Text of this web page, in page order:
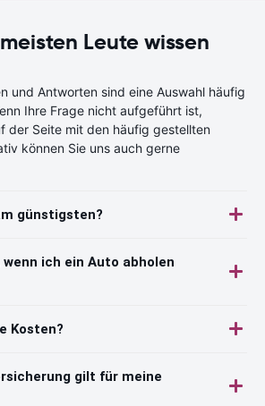
Leute wissen
und Antworten sind eine Auswahl häufig
Ihre Frage nicht aufgeführt ist,
der Seite mit den häufig gestellten
können Sie uns auch gerne
günstigsten?
ich ein Auto abholen
Kosten?
gilt für meine